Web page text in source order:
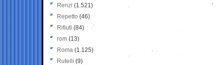
Renzi (1.521)
Repetto (46)
Rifiuti (84)
rom (13)
Roma (1.125)
Rutelli (9)